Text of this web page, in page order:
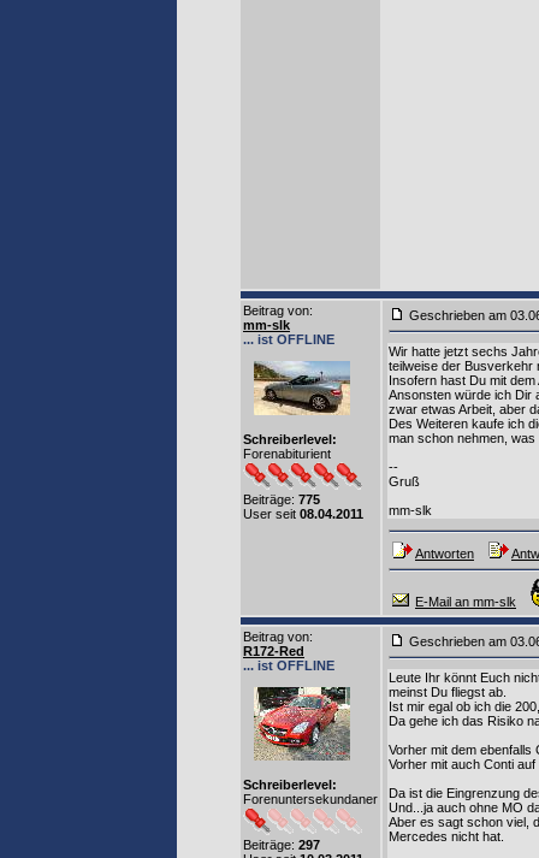
Beitrag von:
mm-slk
... ist OFFLINE
Schreiberlevel:
Forenabiturient
Beiträge: 775
User seit 08.04.2011
Geschrieben am
Wir hatte jetzt sechs
teilweise der Busverkehr
Insofern hast Du mit
Ansonsten würde ich Dir
zwar etwas Arbeit, aber
Des Weiteren kaufe ich
man schon nehmen, was
--
Gruß
mm-slk
Antworten
E-Mail an mm-slk
Beitrag von:
R172-Red
... ist OFFLINE
Schreiberlevel:
Forenuntersekundaner
Beiträge: 297
Geschrieben am
Leute Ihr könnt Euch
meinst Du fliegst ab.
Ist mir egal ob ich die
Da gehe ich das Risiko
Vorher mit dem ebenfalls
Vorher mit auch Conti
Da ist die Eingrenzung
Und...ja auch ohne MO
Aber es sagt schon viel,
Mercedes nicht hat.